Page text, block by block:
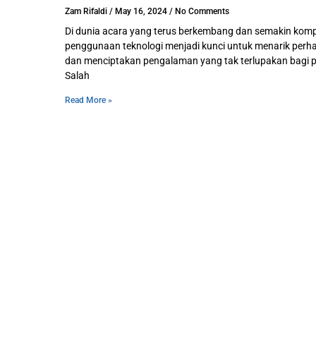
Zam Rifaldi May 16, 2024 No Comments
Di dunia acara yang terus berkembang dan semakin
penggunaan teknologi menjadi kunci untuk menarik
dan menciptakan pengalaman yang tak terlupakan bagi
Salah
Read More »